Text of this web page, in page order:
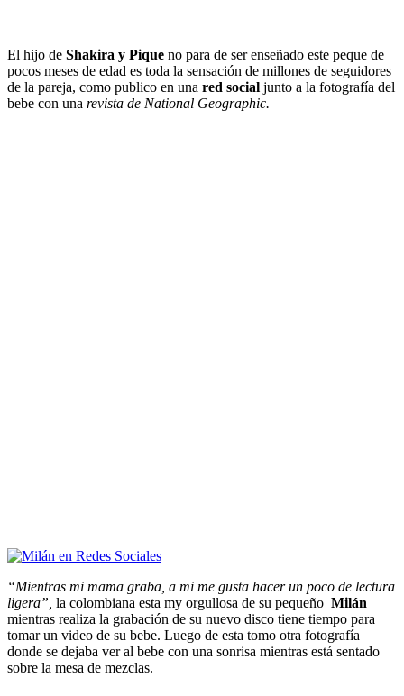
El hijo de Shakira y Pique no para de ser enseñado este peque de
pocos meses de edad es toda la sensación de millones de seguidores
de la pareja, como publico en una red social junto a la fotografía del
bebe con una revista de National Geographic.
“Mientras mi mama graba, a mi me gusta hacer un poco de lectura
ligera”, la colombiana esta my orgullosa de su pequeño Milán
mientras realiza la grabación de su nuevo disco tiene tiempo para
tomar un video de su bebe. Luego de esta tomo otra fotografía
donde se dejaba ver al bebe con una sonrisa mientras está sentado
sobre la mesa de mezclas.